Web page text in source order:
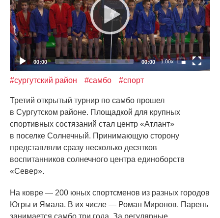
00:00 00:00 1.00x
#сургутский район #самбо #спорт
Третий открытый турнир по самбо прошел
в Сургутском районе. Площадкой для крупных
спортивных состязаний стал центр «Атлант»
в поселке Солнечный. Принимающую сторону
представляли сразу несколько десятков
воспитанников солнечного центра единоборств
«Север».
На ковре — 200 юных спортсменов из разных городов
Югры и Ямала. В их числе — Роман Миронов. Парень
занимается самбо три года. За регулярные